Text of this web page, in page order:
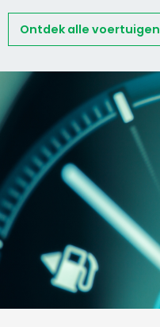
Ontdek alle voertuigen